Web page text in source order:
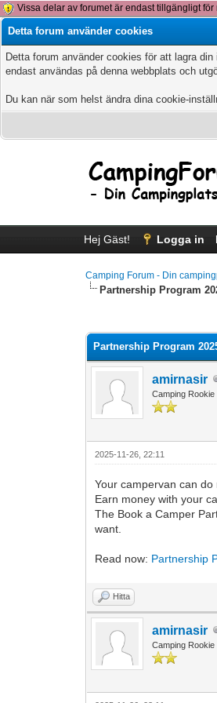
Vissa delar av forumet är endast tillgängligt
Detta forum använder cookies
Detta forum använder cookies för att lagra
endast användas på denna webbplats och
Du kan när som helst ändra dina cookie-
Hej Gäst! Logga in
Camping Forum - Din
Partnership Program
Partnership Program
amirnasir
Camping Rookie
2025-11-26, 22:11
Your campervan can
Earn money with your
The Book a Camper
want.
Read now: Partnership
Hitta
amirnasir
Camping Rookie